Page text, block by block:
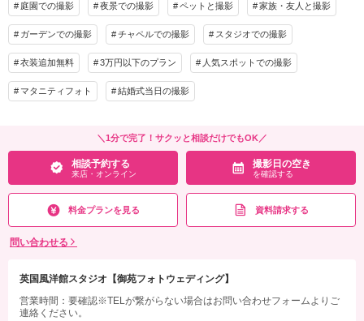
移動費、番傘 ※別途要：入園料（スタッフ含む）、肌着、足袋（レンタルも可、肌
着足袋セットお１人1,100円）
相談予約する
来店・オンライン
撮影日の空き
を確認する
撮影料 新婦衣装1着 新郎衣装1着
着付け ヘアメイク 小物一式
アルバム データ 150カット 台紙付写真
家族と撮影 家族用衣装レンタル
別途要：撮影申請料、移動費（スタッフ同乗）、新郎肌着と靴下＆新婦インナー、ス
トッキング
来店・オンライン を確認する
庭園での撮影 夜景での撮影 ペットと撮影 家族・友人と撮影
ガーデンでの撮影 チャペルでの撮影 スタジオでの撮影
衣装追加無料 3万円以下のプラン 人気スポットでの撮影
マタニティフォト 結婚式当日の撮影
＼1分で完了！サクッと相談だけでもOK／
相談予約する
来店・オンライン
撮影日の空き
を確認する
料金プランを見る 資料請求する
問い合わせる
英国風洋館スタジオ【御苑フォトウェディング】
営業時間：要確認※TELが繋がらない場合はお問い合わせフォームよりご
連絡ください。